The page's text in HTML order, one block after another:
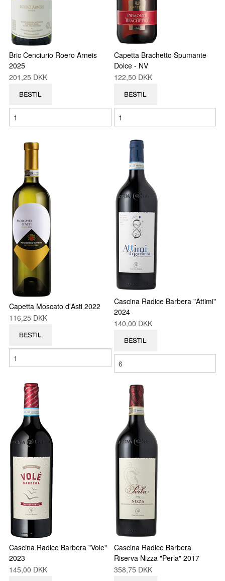
Bric Cenciurio Roero Arneis
2025
201,25 DKK
Capetta Brachetto Spumante
Dolce - NV
122,50 DKK
Capetta Moscato d'Asti 2022
116,25 DKK
Cascina Radice Barbera "Attimi"
2024
140,00 DKK
Cascina Radice Barbera "Vole"
2023
145,00 DKK
Cascina Radice Barbera
Riserva Nizza "Perla" 2017
358,75 DKK